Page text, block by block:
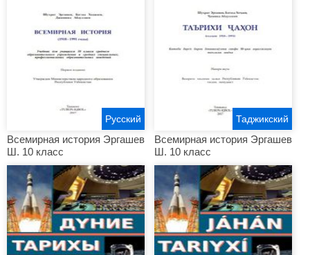
Всемирная история Эргашев
Ш. 10 класс
Русский
Всемирная история Эргашев
Ш. 10 класс
Таджикский